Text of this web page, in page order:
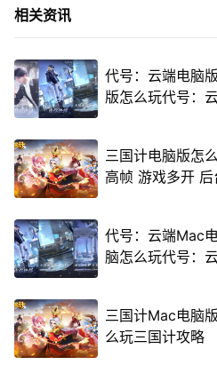
相关资讯
代号：云端电脑
版怎么玩代号：
三国计电脑版怎
高帧 游戏多开
代号：云端Mac
脑怎么玩代号：
三国计Mac电脑
么玩三国计攻略